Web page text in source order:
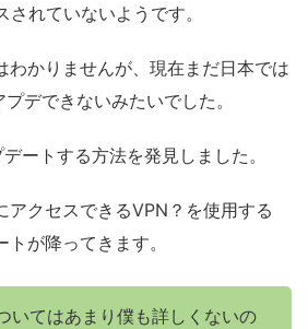
れていないようです。
わかりませんが、現在まだ日本では
デできないみたいでした。
ートする方法を発見しました。
アクセスできるVPN？を使用する
が降ってきます。
いてはあまり僕も詳しくないの